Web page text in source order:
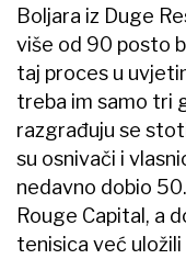
Boljara iz Duge
više od 90 posto
taj proces u
treba im samo tri
razgrađuju se
su osnivači i
nedavno dobio
Rouge Capital, a
tenisica već